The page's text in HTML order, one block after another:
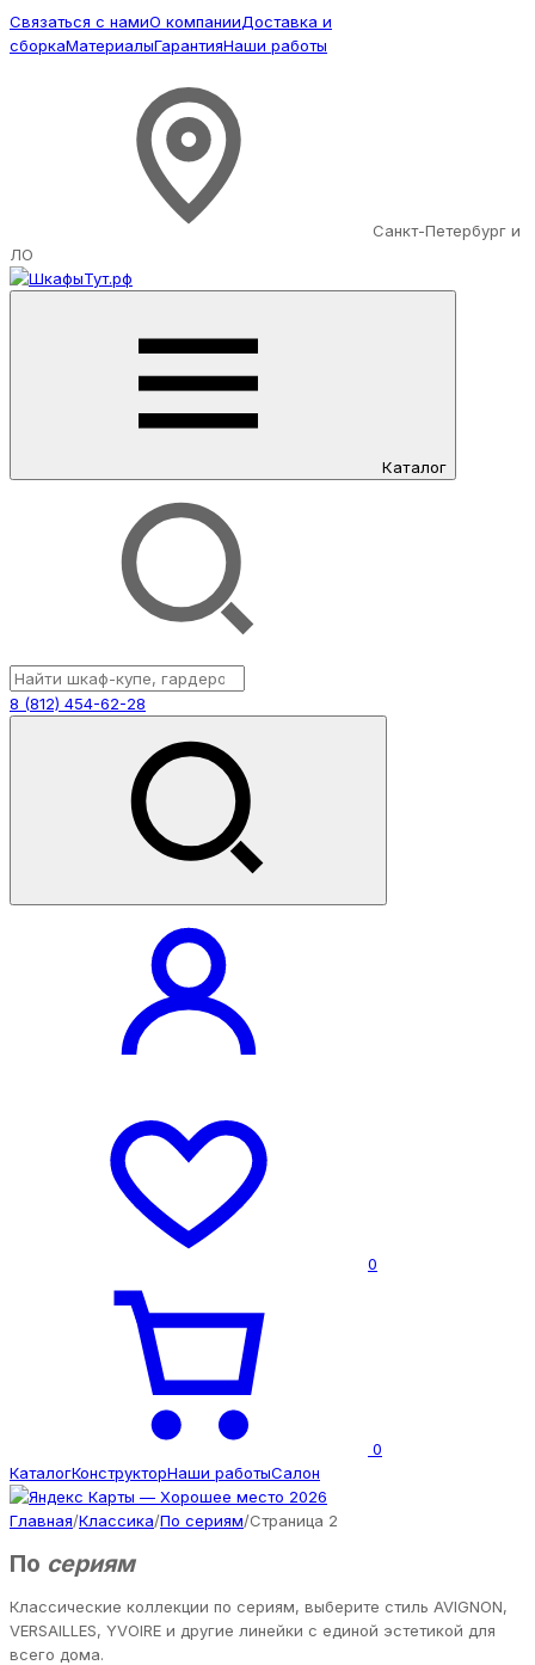
Связаться с намиО компанииДоставка и
сборкаМатериалыГарантияНаши работы
Санкт-Петербург и
ЛО
Каталог
8 (812) 454-62-28
0
0
КаталогКонструкторНаши работыСалон
Главная/Классика/По сериям/Страница 2
По сериям
Классические коллекции по сериям, выберите стиль AVIGNON,
VERSAILLES, YVOIRE и другие линейки с единой эстетикой для
всего дома.